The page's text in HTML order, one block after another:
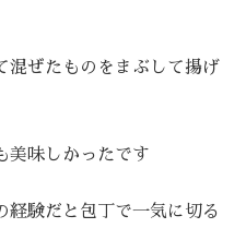
混ぜたものをまぶして揚げ
美味しかったです
経験だと包丁で一気に切る